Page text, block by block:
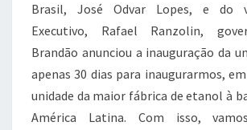
Brasil, José Odvar Lopes, e do
Executivo, Rafael Ranzolin,
Brandão anunciou a inauguração da
apenas 30 dias para inaugurarmos,
unidade da maior fábrica de etanol à
América Latina. Com isso,